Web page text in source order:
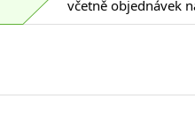
včetně objednávek